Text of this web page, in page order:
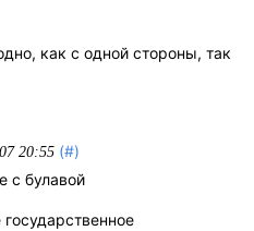
как с одной стороны, так
20:55 (#)
с булавой